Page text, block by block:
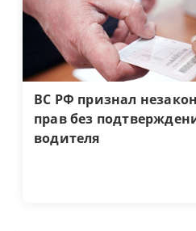
ВС РФ признал
прав без
водителя